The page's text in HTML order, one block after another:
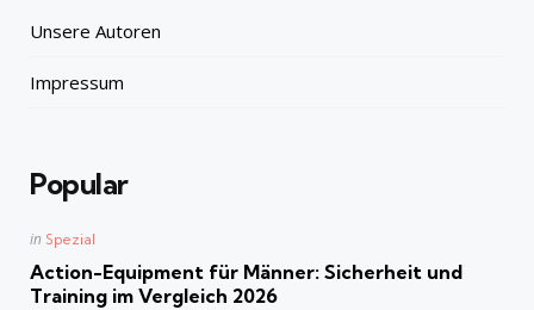
Unsere Autoren
Impressum
Popular
Posted
in Spezial
Action-Equipment für Männer: Sicherheit und
Training im Vergleich 2026